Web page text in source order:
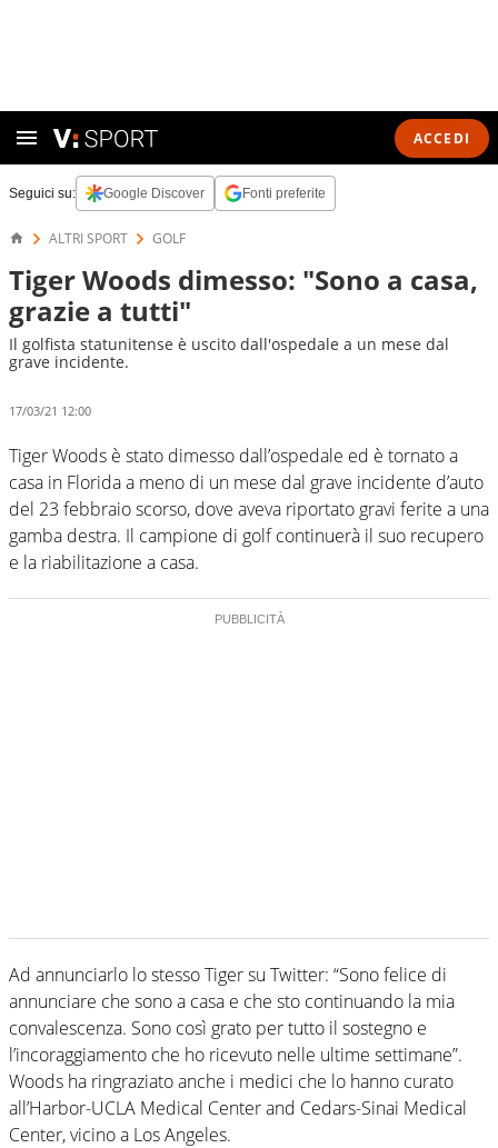
ACCEDI
Seguici su: Google Discover Fonti preferite
ALTRI SPORT GOLF
Tiger Woods dimesso: "Sono a casa,
grazie a tutti"
Il golfista statunitense è uscito dall'ospedale a un mese dal
grave incidente.
17/03/21 12:00
Tiger Woods è stato dimesso dall’ospedale ed è tornato a
casa in Florida a meno di un mese dal grave incidente d’auto
del 23 febbraio scorso, dove aveva riportato gravi ferite a una
gamba destra. Il campione di golf continuerà il suo recupero
e la riabilitazione a casa.
Ad annunciarlo lo stesso Tiger su Twitter: “Sono felice di
annunciare che sono a casa e che sto continuando la mia
convalescenza. Sono così grato per tutto il sostegno e
l’incoraggiamento che ho ricevuto nelle ultime settimane”.
Woods ha ringraziato anche i medici che lo hanno curato
all’Harbor-UCLA Medical Center and Cedars-Sinai Medical
Center, vicino a Los Angeles.